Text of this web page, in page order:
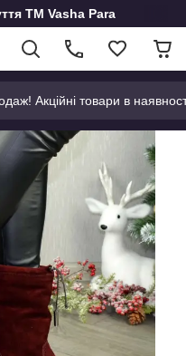
ТМ Vasha Para
Акційні товари в